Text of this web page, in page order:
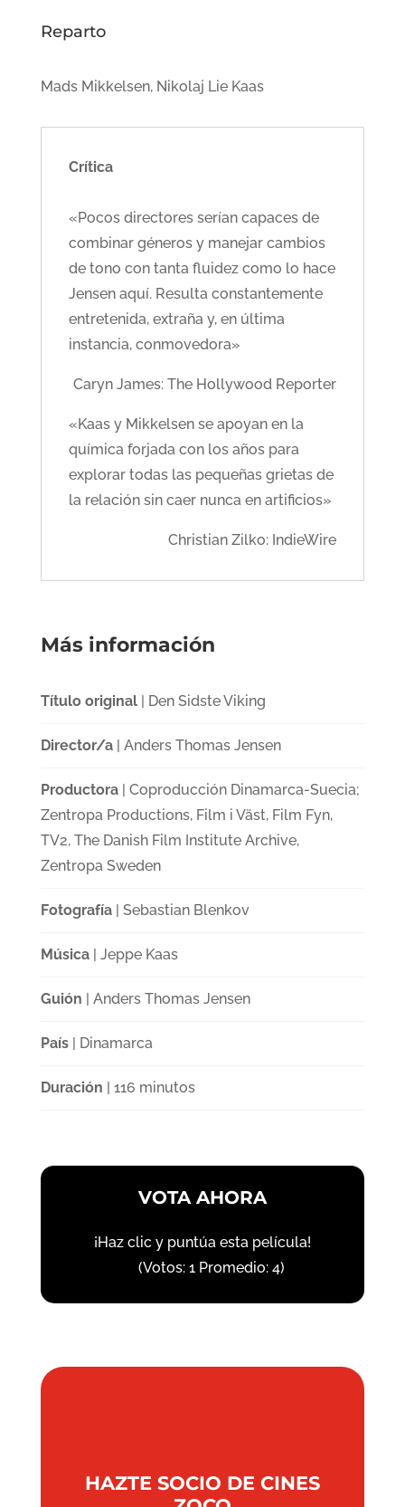
Reparto
Mads Mikkelsen, Nikolaj Lie Kaas
Crítica
«Pocos directores serían capaces de
combinar géneros y manejar cambios
de tono con tanta fluidez como lo hace
Jensen aquí. Resulta constantemente
entretenida, extraña y, en última
instancia, conmovedora»
Caryn James: The Hollywood Reporter
«Kaas y Mikkelsen se apoyan en la
química forjada con los años para
explorar todas las pequeñas grietas de
la relación sin caer nunca en artificios»
Christian Zilko: IndieWire
Más información
Título original| Den Sidste Viking
Director/a| Anders Thomas Jensen
Productora| Coproducción Dinamarca-Suecia;
Zentropa Productions, Film i Väst, Film Fyn,
TV2, The Danish Film Institute Archive,
Zentropa Sweden
Fotografía| Sebastian Blenkov
Música| Jeppe Kaas
Guión | Anders Thomas Jensen
País| Dinamarca
Duración | 116 minutos
VOTA AHORA
¡Haz clic y puntúa esta película!
(Votos: 1Promedio: 4)
HAZTE SOCIO DE CINES